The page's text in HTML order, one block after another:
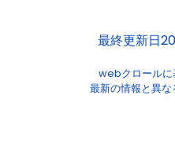
最終更新日
webクロールに
最新の情報と異な